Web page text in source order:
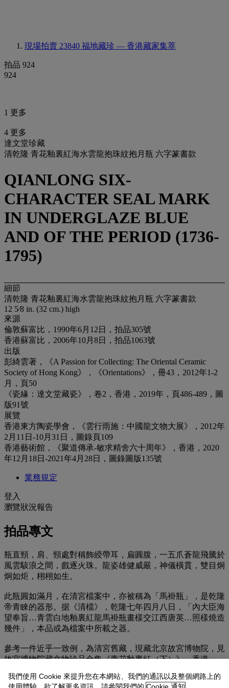
現場拍賣 23840 福地藏珍 — 香港藏家集萃
拍品 924
924
1 更多
4 更多
達文堂珍藏
清乾隆 青花釉裏紅海水雲龍抱珠紋抱月瓶 六字篆書款
QIANLONG SIX-
CHARACTER SEAL MARK
IN UNDERGLAZE BLUE
AND OF THE PERIOD (1736-
1795)
細節
清乾隆 青花釉裏紅海水雲龍抱珠紋抱月瓶 六字篆書款
12 5⁄8 in. (32 cm.) high
來源
倫敦蘇富比，1990年6月12日，拍品305號
香港蘇富比，2006年10月8日，拍品1063號
出版
彭綺雲著，《A Passion for Collecting: The Oriental Ceramic
Society of Hong Kong》，《Orientations》，冊43，2012年1-2
月，頁50
《瓷緣：達文堂藏瓷》，卷2，香港，2019年，頁486-489，圖
版91號
展覽
香港東方陶瓷學會，《雲行雨施：中國龍文物大展》，2012年
2月11日-10月31日，圖錄頁109
香港藝術館，《聚道傳承-敏求精舍六十周年》，香港，2020
年12月18日-2021年4月28日，圖錄圖版135號
業務規定
登入
瀏覽狀況報告
拍品專文
瓶直頸，肩、頸處對稱飾綬帶耳，扁圓腹，一五爪蒼龍飛騰於
風雲駭浪之間，戲逐火珠。龍姿雄健威嚴，神儀橫貫，雙目炯
炯如炬，栩栩如生。
此瓶圓如滿月，在清宮檔案中，亦被稱為「馬褂瓶」，是乾隆
帝青睞的器形。据《清檔》，乾隆七年四月八日，「內大臣海
望奉旨…青雲白地釉裏紅龍馬褂瓶畫樣交江西唐英…照樣燒造
幾件」，本品或為檔案中所載之器。
參考一件近乎一致例，為清宮舊藏，現藏北京故宮博物院，見
故宮博物院藏文物珍品全集《青花釉裏紅（下）》，香港，
館，並載於《清瓷薈錦-香港藝術館藏清代陶瓷》，香港，
我們使用 Cookie 來提升您在本網站、我們的通訊以及整個網路上的